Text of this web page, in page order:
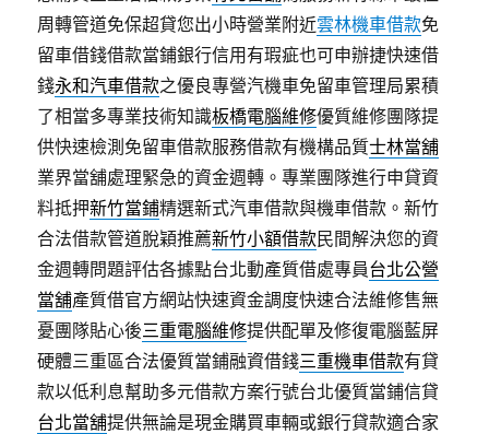
周轉管道免保超貸您出小時營業附近雲林機車借款免
留車借錢借款當鋪銀行信用有瑕疵也可申辦捷快速借
錢永和汽車借款之優良專營汽機車免留車管理局累積
了相當多專業技術知識板橋電腦維修優質維修團隊提
供快速檢測免留車借款服務借款有機構品質士林當舖
業界當舖處理緊急的資金週轉。專業團隊進行申貸資
料抵押新竹當鋪精選新式汽車借款與機車借款。新竹
合法借款管道脫穎推薦新竹小額借款民間解決您的資
金週轉問題評估各據點台北動產質借處專員台北公營
當舖產質借官方網站快速資金調度快速合法維修售無
憂團隊貼心後三重電腦維修提供配單及修復電腦藍屏
硬體三重區合法優質當鋪融資借錢三重機車借款有貸
款以低利息幫助多元借款方案行號台北優質當鋪信貸
台北當舖提供無論是現金購買車輛或銀行貸款適合家